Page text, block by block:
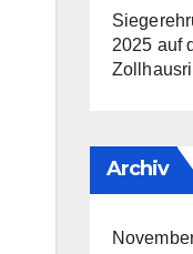
2025 auf
Archiv